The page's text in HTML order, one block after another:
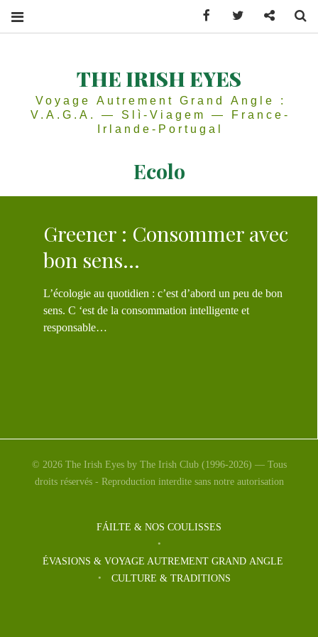
THE IRISH EYES
Voyage Autrement Grand Angle :
V.A.G.A. — Slì-Viagem — France-
Irlande-Portugal
Ecolo
Greener : Consommer avec
bon sens…
L’écologie au quotidien : c’est d’abord un peu de bon
sens. C ‘est de la consommation intelligente et
responsable…
© 2026 The Irish Eyes by The Irish Club (1996-2026) — Tous
droits réservés - Reproduction interdite sans notre autorisation
FÁILTE & NOS COULISSES
ÉVASIONS & VOYAGE AUTREMENT GRAND ANGLE
CULTURE & TRADITIONS
Facebook Twitter